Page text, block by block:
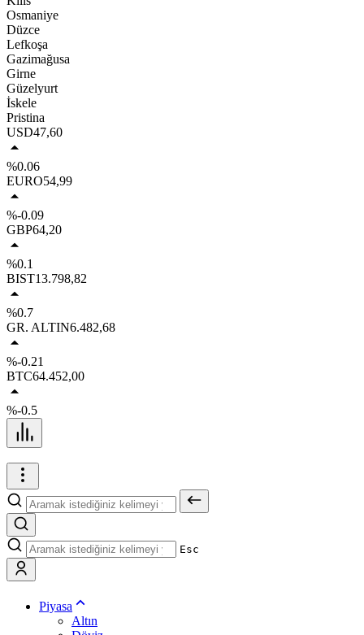
Osmaniye
Düzce
Lefkoşa
Gazimağusa
Girne
Güzelyurt
İskele
Pristina
USD47,60
%0.06
EURO54,99
%-0.09
GBP64,20
%0.1
BIST13.798,82
%0.7
GR. ALTIN6.482,68
%-0.21
BTC64.452,00
%-0.5
Esc
Piyasa
Altın